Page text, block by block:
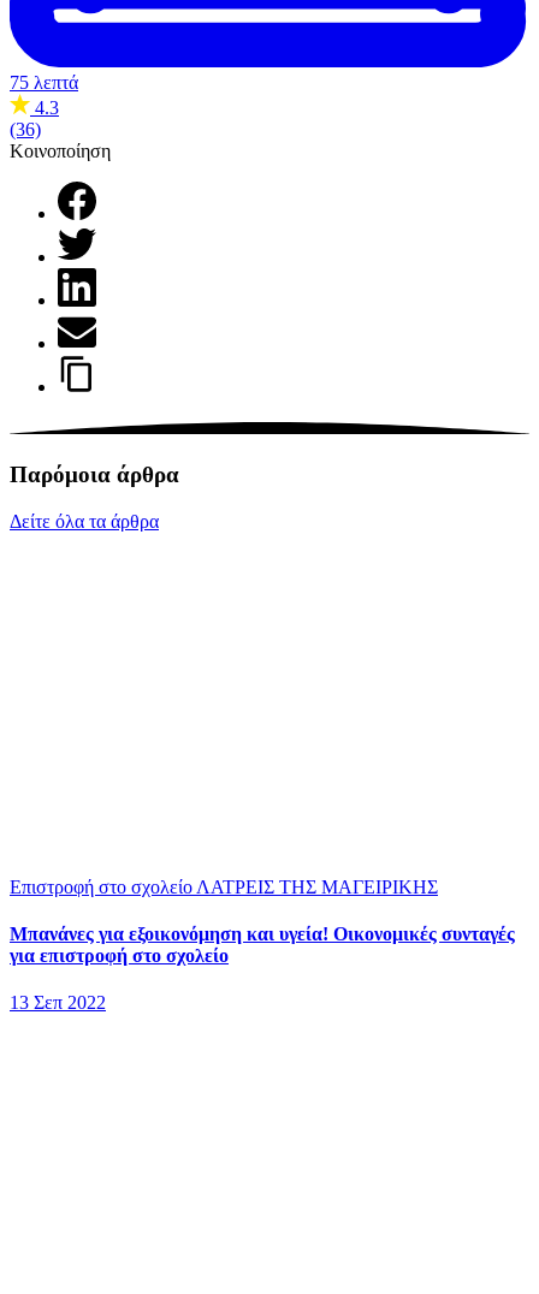
75 λεπτά
4.3
(36)
Κοινοποίηση
Παρόμοια άρθρα
Δείτε όλα τα άρθρα
Επιστροφή στο σχολείο ΛΑΤΡΕΙΣ ΤΗΣ ΜΑΓΕΙΡΙΚΗΣ
Μπανάνες για εξοικονόμηση και υγεία! Οικονομικές συνταγές
για επιστροφή στο σχολείο
13 Σεπ 2022